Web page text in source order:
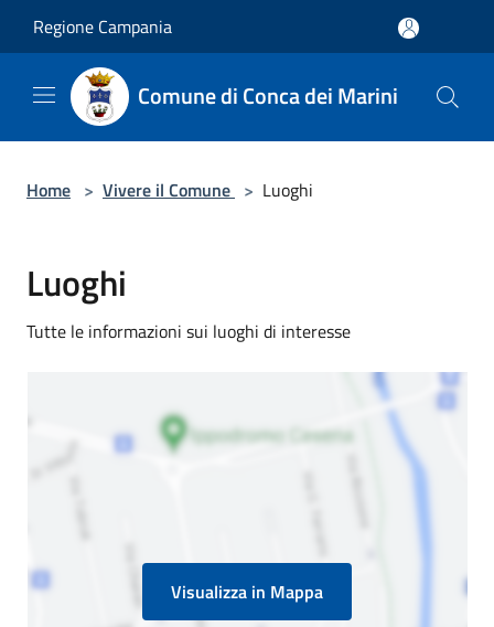
Regione Campania
Comune di Conca dei Marini
Home > Vivere il Comune > Luoghi
Luoghi
Tutte le informazioni sui luoghi di interesse
Visualizza in Mappa